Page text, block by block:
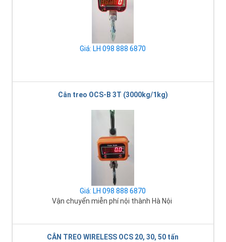
Giá: LH 098 888 6870
Cân treo OCS-B 3T (3000kg/1kg)
Giá: LH 098 888 6870
Vận chuyển miễn phí nội thành Hà Nội
CÂN TREO WIRELESS OCS 20, 30, 50 tấn